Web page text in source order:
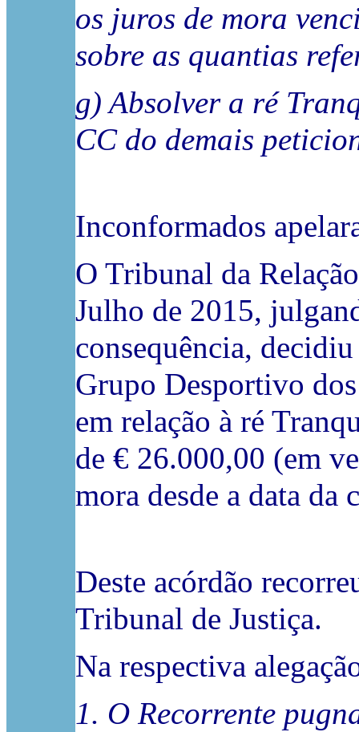
os juros de mora
sobre as quantias
g) Absolver a ré
CC do demais
Inconformados
O Tribunal da
Julho de 2015,
consequência,
Grupo Desportivo
em relação à ré
de € 26.000,00 (em
mora desde a data da
Deste acórdão
Tribunal de Justiça.
Na respectiva
1. O Recorrente